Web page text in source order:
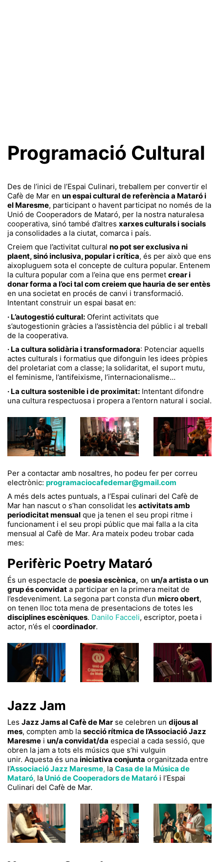
Programació Cultural
Des de l’inici de l’Espai Culinari, treballem per convertir el
Cafè de Mar en un espai cultural de referència a Mataró i
el Maresme, participant o havent participat no només de la
Unió de Cooperadors de Mataró, per la nostra naturalesa
cooperativa, sinó també d’altres xarxes culturals i socials
ja consolidades a la ciutat, comarca i país.
Creiem que l’activitat cultural no pot ser exclusiva ni
plaent, sinó inclusiva, popular i crítica, és per això que ens
aixopluguem sota el concepte de cultura popular. Entenem
la cultura popular com a l’eina que ens permet crear i
donar forma a l’oci tal com creiem que hauria de ser entès
en una societat en procés de canvi i transformació.
Intentant construir un espai basat en:
· L’autogestió cultural: Oferint activitats que
s’autogestionin gràcies a l’assistència del públic i al treball
de la cooperativa.
· La cultura solidària i transformadora: Potenciar aquells
actes culturals i formatius que difonguin les idees pròpies
del proletariat com a classe; la solidaritat, el suport mutu,
el feminisme, l’antifeixisme, l’internacionalisme…
· La cultura sostenible i de proximitat: Intentant difondre
una cultura respectuosa i propera a l’entorn natural i social.
Per a contactar amb nosaltres, ho podeu fer per correu
electrònic: programaciocafedemar@gmail.com
A més dels actes puntuals, a l’Espai culinari del Cafè de
Mar han nascut o s’han consolidat les activitats amb
periodicitat mensual que ja tenen el seu propi ritme i
funcionament i el seu propi públic que mai falla a la cita
mensual al Cafè de Mar. Ara mateix podeu trobar cada
mes:
Perifèric Poetry Mataró
És un espectacle de poesia escènica, on un/a artista o un
grup és convidat a participar en la primera meitat de
l’esdeveniment. La segona part consta d’un micro obert,
on tenen lloc tota mena de presentacions de totes les
disciplines escèniques. Danilo Facceli, escriptor, poeta i
actor, n’és el coordinador.
Jazz Jam
Les Jazz Jamsal Cafè de Mar se celebren un dijous al
mes, compten amb la secció rítmica de l’Associació Jazz
Maresme i un/a convidat/da especial a cada sessió, que
obren la jam a tots els músics que s’hi vulguin
unir. Aquesta és una iniciativa conjunta organitzada entre
l’Associació Jazz Maresme, la Casa de la Música de
Mataró, la Unió de Cooperadors de Mataró i l’Espai
Culinari del Cafè de Mar.